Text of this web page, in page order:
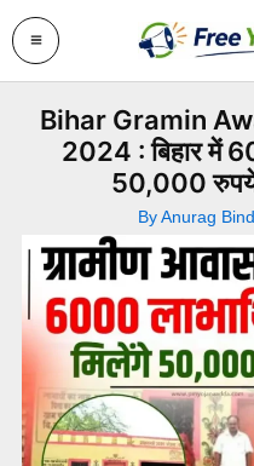
Skip
to
content
Bihar Gramin
2024 : बिहार में
50,000
ByAnurag Bind